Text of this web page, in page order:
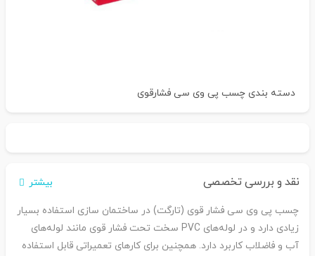
دسته بندیچسب پی وی سی فشارقوی
نقد و بررسی تخصصی بیشتر
چسب پی وی سی فشار قوی (تارگت) در ساختمان سازی استفاده بسیار
زیادی دارد و در لوله‌های PVC سخت تحت فشار قوی مانند لوله‌های
آب و فاضلاب کاربرد دارد. همچنین برای کارهای تعمیراتی قابل استفاده